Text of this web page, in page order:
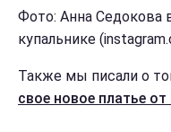
Фото: Анна Седокова
купальнике
Также мы писали о
свое новое платье